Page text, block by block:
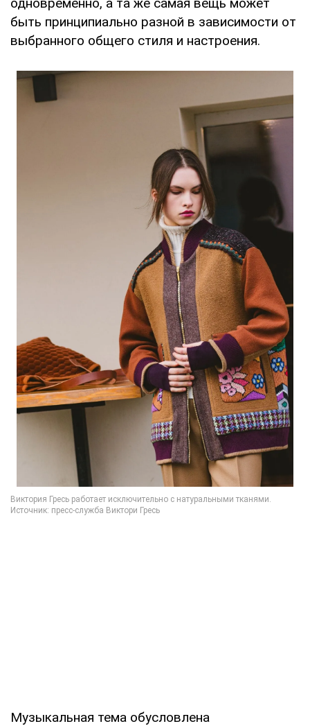
быть принципиально разной в зависимости от
выбранного общего стиля и настроения.
Музыкальная тема обусловлена ​​